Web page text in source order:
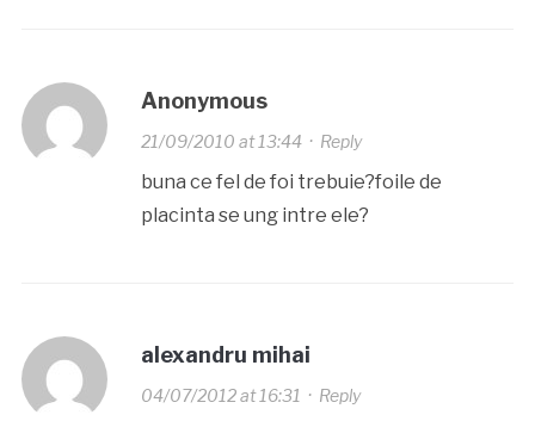
Anonymous
21/09/2010 at 13:44· Reply
buna ce fel de foi trebuie?foile de
placinta se ung intre ele?
alexandru mihai
04/07/2012 at 16:31 · Reply